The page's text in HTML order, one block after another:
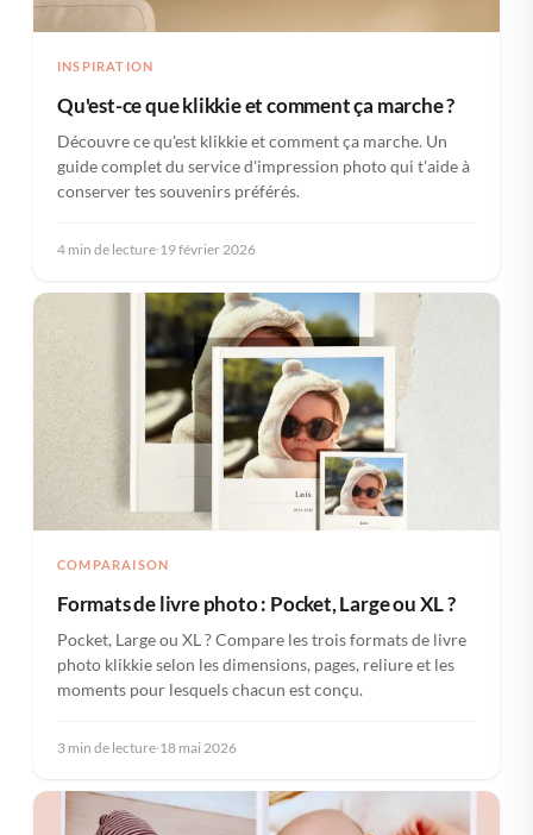
INSPIRATION
Découvre ce qu'est klikkie et comment ça marche. Un
guide complet du service d'impression photo qui t'aide à
conserver tes souvenirs préférés.
4 min de lecture·19 février 2026
Qu'est-ce que klikkie et comment ça marche ?
COMPARAISON
Pocket, Large ou XL ? Compare les trois formats de livre
photo klikkie selon les dimensions, pages, reliure et les
moments pour lesquels chacun est conçu.
3 min de lecture·18 mai 2026
Formats de livre photo : Pocket, Large ou XL ?